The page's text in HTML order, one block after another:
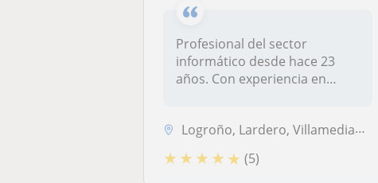
Profesional del sector
informático desde hace 23
años. Con experiencia en
Logroño, Lardero, Villamediana de Iregua
★ ★ ★ ★ ★ (5)